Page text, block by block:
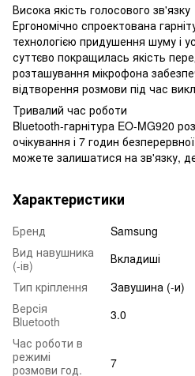
Висока якість голосового зв'язку
Ергономічно спроектована
технологією придушення шуму і
суттєво покращилась якість
розташування мікрофона
відтворення розмови під час
Тривалий час роботи
Bluetooth-гарнітура EO-MG920
очікування і 7 годин
можете залишатися на зв'язку,
Характеристики
Бренд
Samsung
Вид навушника
(-ів)
Вкладиші
Тип кріплення
Завушина (-и)
Версія
Bluetooth
3.0
Час роботи в
режимі
розмови год.
7